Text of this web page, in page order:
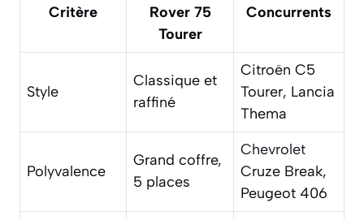
Critère
Rover 75
Tourer
Concurrents
Style
Classique et
raffiné
Citroën C5
Tourer, Lancia
Thema
Polyvalence
Grand coffre,
5 places
Chevrolet
Cruze Break,
Peugeot 406